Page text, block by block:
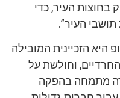
בחוצות העיר, כדי
העיר”.
היא הזכיינית המובילה
וחולשת על
החברה מתמחה בהפקה